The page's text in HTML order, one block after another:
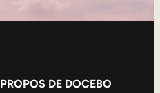
DE DOCEBO